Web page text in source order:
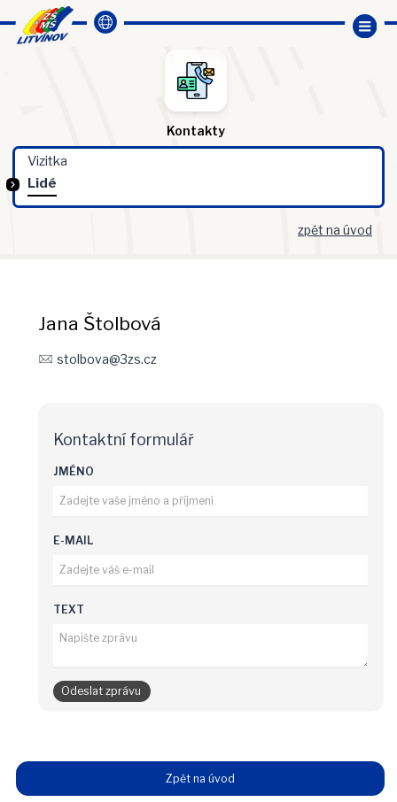
Kontakty
Vizitka
Lidé
zpět na úvod
Jana Štolbová
stolbova@3zs.cz
Kontaktní formulář
JMÉNO
E-MAIL
TEXT
Zpět na úvod